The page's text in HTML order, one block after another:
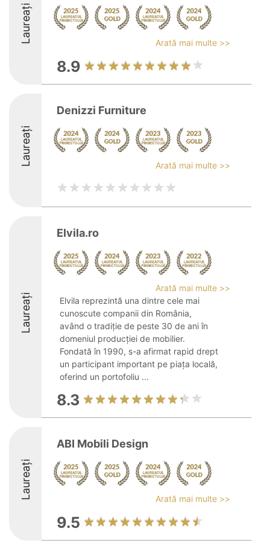
Laureați Arată mai multe >>
8.9
Laureați
Denizzi Furniture
Arată mai multe >>
Laureați
Elvila.ro
Arată mai multe >>
Elvila reprezintă una dintre cele mai
cunoscute companii din România,
având o tradiție de peste 30 de ani în
domeniul producției de mobilier.
Fondată în 1990, s-a afirmat rapid drept
un participant important pe piața locală,
oferind un portofoliu ...
8.3
Laureați
ABI Mobili Design
Arată mai multe >>
9.5